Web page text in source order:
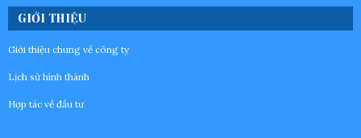
GIỚI THIỆU
Giới thiệu chung về công ty
Lịch sử hình thành